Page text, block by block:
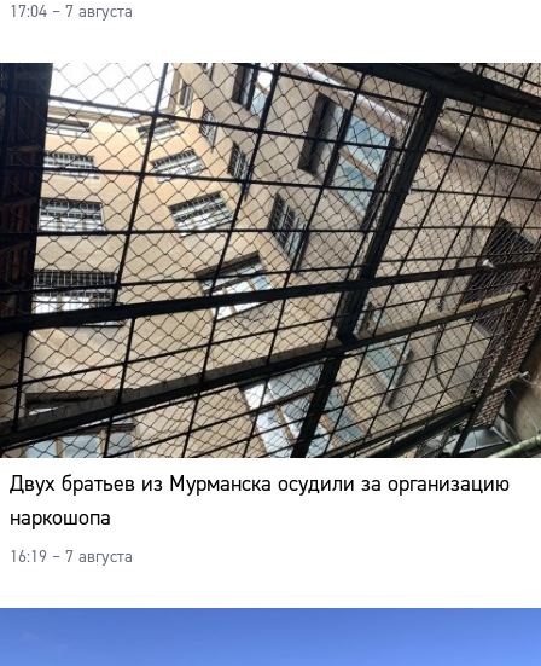
17:04 – 7 августа
Двух братьев из Мурманска осудили за организацию
наркошопа
16:19 – 7 августа